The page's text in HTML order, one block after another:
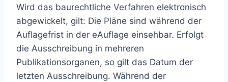
Wird das baurechtliche Verfahren elektronisch
abgewickelt, gilt: Die Pläne sind während der
Auflagefrist in der eAuflage einsehbar. Erfolgt
die Ausschreibung in mehreren
Publikationsorganen, so gilt das Datum der
letzten Ausschreibung. Während der